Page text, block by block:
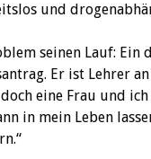
und
seinen Lauf:
Er ist Lehrer
eine Frau und
in mein Leben